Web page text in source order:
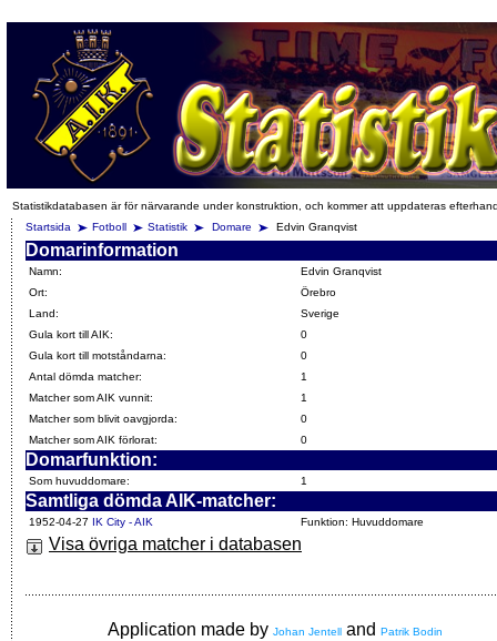
Statistikdatabasen är för närvarande under konstruktion, och kommer att uppdateras
Startsida
Fotboll Statistik Domare Edvin Granqvist
Domarinformation
Namn:
Edvin Granqvist
Ort:
Örebro
Land:
Sverige
Gula kort till AIK:
0
Gula kort till motståndarna:
0
Antal dömda matcher:
1
Matcher som AIK vunnit:
1
Matcher som blivit oavgjorda:
0
Matcher som AIK förlorat:
0
Domarfunktion:
Som huvuddomare: 1
Samtliga dömda AIK-matcher:
1952-04-27 IK City - AIK Funktion: Huvuddomare
Visa övriga matcher i databasen
Application made by Johan Jentell and Patrik Bodin